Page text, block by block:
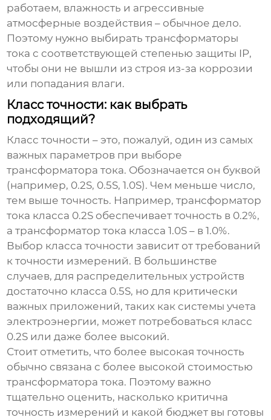
работаем, влажность и агрессивные
атмосферные воздействия – обычное дело.
Поэтому нужно выбиратьтрансформаторы
тока с соответствующей степенью защиты IP,
чтобы они не вышли из строя из-за коррозии
или попадания влаги.
Класс точности: как выбрать
подходящий?
Класс точности – это, пожалуй, один из самых
важных параметров при выборе
трансформатора тока. Обозначается он буквой
(например, 0.2S, 0.5S, 1.0S). Чем меньше число,
тем выше точность. Например, трансформатор
тока класса 0.2S обеспечивает точность в 0.2%,
а трансформатор тока класса 1.0S – в 1.0%.
Выбор класса точности зависит от требований
к точности измерений. В большинстве
случаев, для распределительных устройств
достаточно класса 0.5S, но для критически
важных приложений, таких как системы учета
электроэнергии, может потребоваться класс
0.2S или даже более высокий.
Стоит отметить, что более высокая точность
обычно связана с более высокой стоимостью
трансформатора тока. Поэтому важно
тщательно оценить, насколько критична
точность измерений и какой бюджет вы готовы